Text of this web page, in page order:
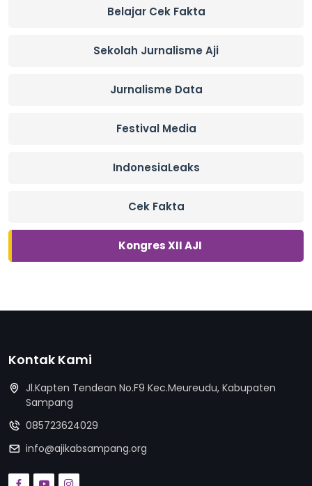
Belajar Cek Fakta
Sekolah Jurnalisme Aji
Jurnalisme Data
Festival Media
IndonesiaLeaks
Cek Fakta
Kongres XII AJI
Kontak Kami
Jl.Kapten Tendean No.F9 Kec.Meureudu, Kabupaten
Sampang
085723624029
info@ajikabsampang.org